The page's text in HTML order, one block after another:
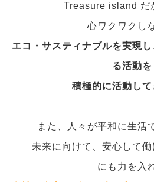
Treasure island だ
心ワクワクし
エコ・サスティナブルを実現
る活動を
積極的に活動して
また、人々が平和に生活
未来に向けて、安心して働
にも力を入